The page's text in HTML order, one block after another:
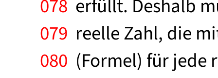
078 erfüllt. Deshalb
079 reelle Zahl, die
080 (Formel) für jede